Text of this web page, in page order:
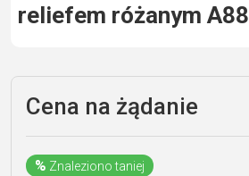
reliefem różanym A88
Cena na żądanie
% Znaleziono taniej